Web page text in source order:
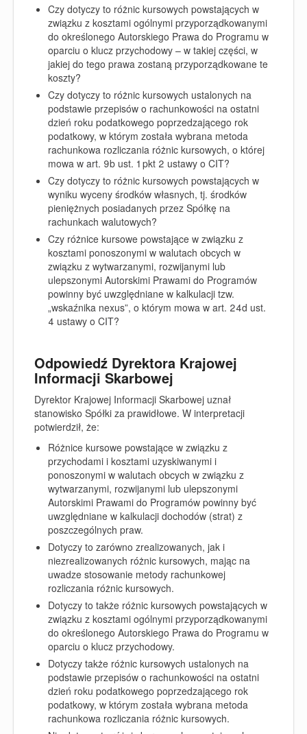
Czy dotyczy to różnic kursowych powstających w
związku z kosztami ogólnymi przyporządkowanymi
do określonego Autorskiego Prawa do Programu w
oparciu o klucz przychodowy – w takiej części, w
jakiej do tego prawa zostaną przyporządkowane te
koszty?
Czy dotyczy to różnic kursowych ustalonych na
podstawie przepisów o rachunkowości na ostatni
dzień roku podatkowego poprzedzającego rok
podatkowy, w którym została wybrana metoda
rachunkowa rozliczania różnic kursowych, o której
mowa w art. 9b ust. 1 pkt 2 ustawy o CIT?
Czy dotyczy to różnic kursowych powstających w
wyniku wyceny środków własnych, tj. środków
pieniężnych posiadanych przez Spółkę na
rachunkach walutowych?
Czy różnice kursowe powstające w związku z
kosztami ponoszonymi w walutach obcych w
związku z wytwarzanymi, rozwijanymi lub
ulepszonymi Autorskimi Prawami do Programów
powinny być uwzględniane w kalkulacji tzw.
„wskaźnika nexus”, o którym mowa w art. 24d ust.
4 ustawy o CIT?
Odpowiedź Dyrektora Krajowej
Informacji Skarbowej
Dyrektor Krajowej Informacji Skarbowej uznał
stanowisko Spółki za prawidłowe. W interpretacji
potwierdził, że:
Różnice kursowe powstające w związku z
przychodami i kosztami uzyskiwanymi i
ponoszonymi w walutach obcych w związku z
wytwarzanymi, rozwijanymi lub ulepszonymi
Autorskimi Prawami do Programów powinny być
uwzględniane w kalkulacji dochodów (strat) z
poszczególnych praw.
Dotyczy to zarówno zrealizowanych, jak i
niezrealizowanych różnic kursowych, mając na
uwadze stosowanie metody rachunkowej
rozliczania różnic kursowych.
Dotyczy to także różnic kursowych powstających w
związku z kosztami ogólnymi przyporządkowanymi
do określonego Autorskiego Prawa do Programu w
oparciu o klucz przychodowy.
Dotyczy także różnic kursowych ustalonych na
podstawie przepisów o rachunkowości na ostatni
dzień roku podatkowego poprzedzającego rok
podatkowy, w którym została wybrana metoda
rachunkowa rozliczania różnic kursowych.